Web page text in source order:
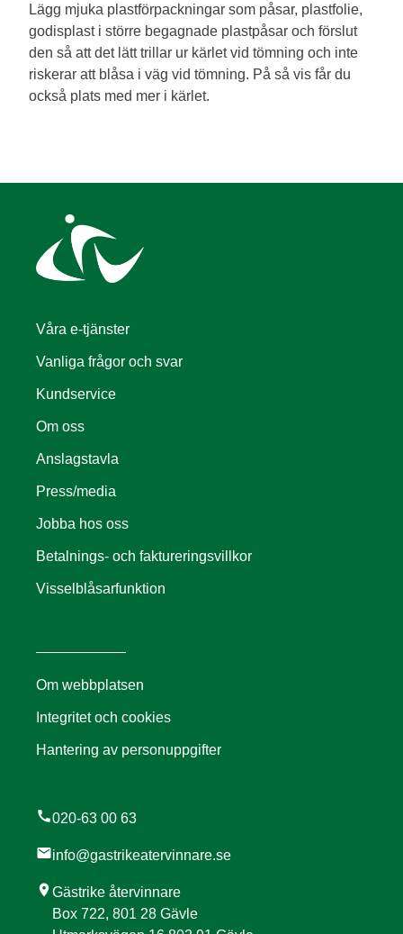
Lägg mjuka plastförpackningar som påsar, plastfolie,
godisplast i större begagnade plastpåsar och förslut
den så att det lätt trillar ur kärlet vid tömning och inte
riskerar att blåsa i väg vid tömning. På så vis får du
också plats med mer i kärlet.
Våra e-tjänster
Vanliga frågor och svar
Kundservice
Om oss
Anslagstavla
Press/media
Jobba hos oss
Betalnings- och faktureringsvillkor
Visselblåsarfunktion
Om webbplatsen
Integritet och cookies
Hantering av personuppgifter
call020-63 00 63
mailinfo@gastrikeatervinnare.se
location_onGästrike återvinnare
Box 722, 801 28 Gävle